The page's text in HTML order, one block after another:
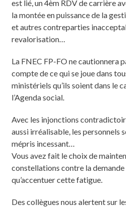
est lié, un 4èm RDV de carrière
la montée en puissance de la
et autres contreparties
revalorisation…
La FNEC FP-FO ne cautionnera
compte de ce qui se joue dans
ministériels qu’ils soient dans le
l’Agenda social.
Avec les injonctions
aussi irréalisable, les personnels
mépris incessant…
Vous avez fait le choix de
constellations contre la
qu’accentuer cette fatigue.
Des collègues nous alertent sur